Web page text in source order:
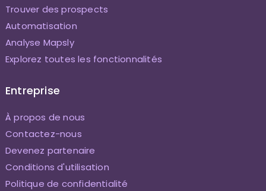
Trouver des prospects
Automatisation
Analyse Mapsly
Explorez toutes les fonctionnalités
Entreprise
À propos de nous
Contactez-nous
Devenez partenaire
Conditions d'utilisation
Politique de confidentialité